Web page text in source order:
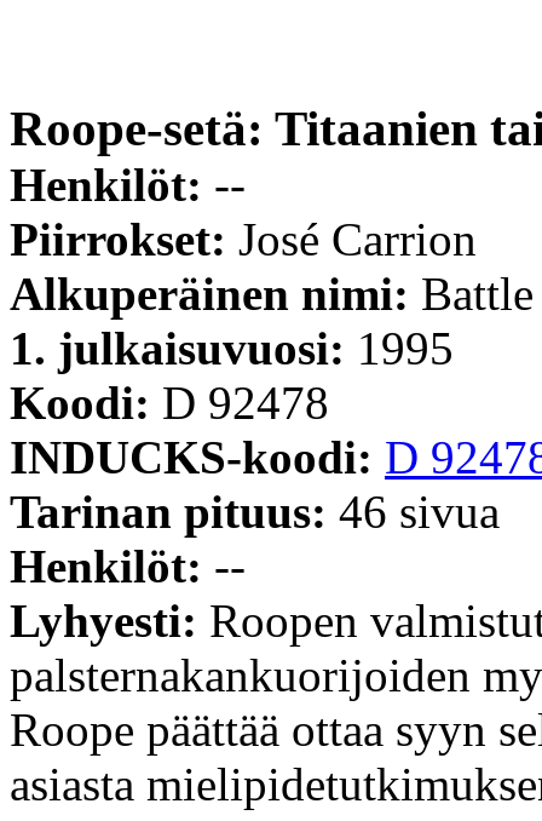
Roope-setä: Titaanien
Henkilöt: --
Piirrokset: José Carrion
Alkuperäinen nimi:
1. julkaisuvuosi: 1995
Koodi: D 92478
INDUCKS-koodi: D
Tarinan pituus: 46 sivua
Henkilöt: --
Lyhyesti: Roopen
palsternakankuorijoiden
Roope päättää ottaa syyn
asiasta